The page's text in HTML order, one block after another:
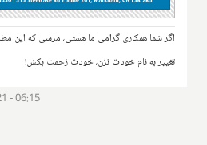
اگر شما همکاری گرامی ما هستی، مرسی که این
تغییر به نام خودت نزن، خودت زحمت بکش!
- 06:15